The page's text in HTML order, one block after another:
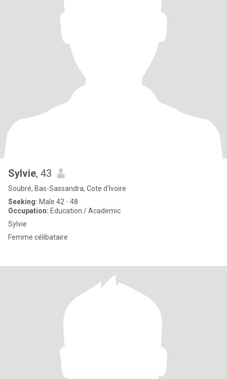
Sylvie, 43
Soubré, Bas-Sassandra, Cote d'Ivoire
Seeking: Male 42 - 48
Occupation: Education / Academic
Sylvie
Femme célibataire